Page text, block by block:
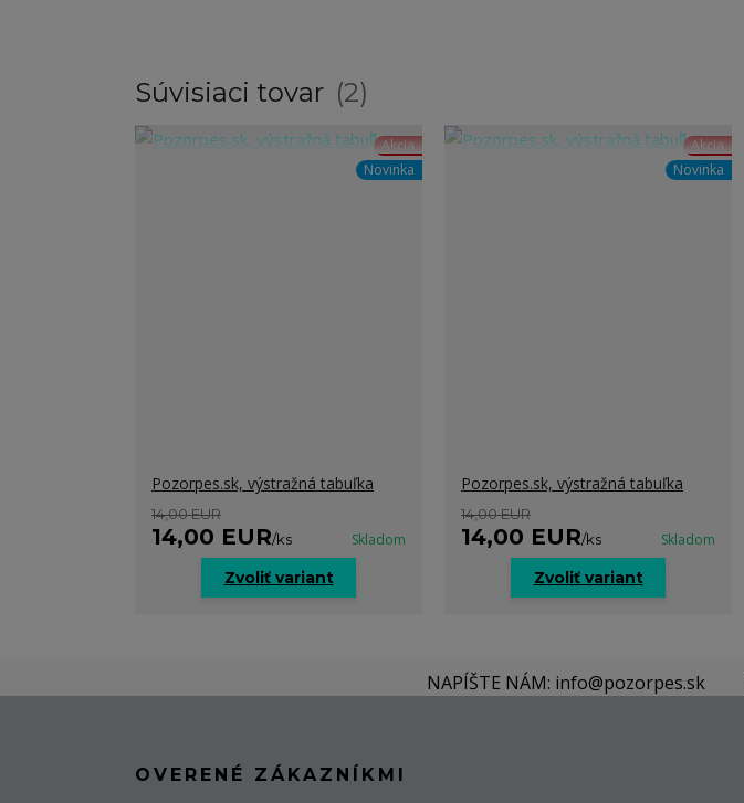
Súvisiaci tovar 2
Akcia
Novinka
Pozorpes.sk, výstražná tabuľka
14,00 EUR
14,00 EUR/ks Skladom
Zvoliť variant
Akcia
Novinka
Pozorpes.sk, výstražná tabuľka
14,00 EUR
14,00 EUR/ks Skladom
Zvoliť variant
NAPÍŠTE NÁM: info@pozorpes.sk
OVERENÉ ZÁKAZNÍKMI